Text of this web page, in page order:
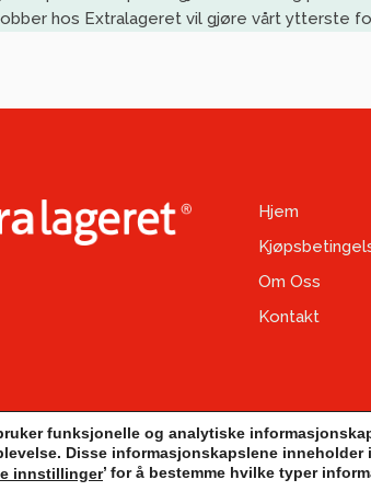
hos Extralageret vil gjøre vårt ytterste
Hjem
Om Oss
Kontakt
funksjonelle og analytiske
Disse informasjonskapslene
innstillinger’ for å bestemme hvilke typer